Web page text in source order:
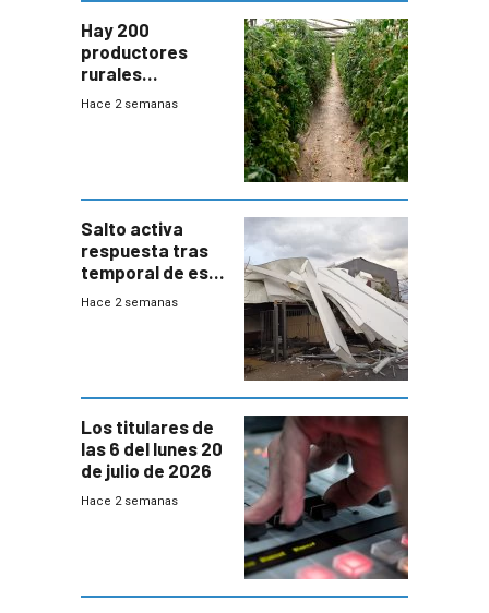
Hay 200
productores
rurales
afectados tras
Hace 2 semanas
Salto activa
respuesta tras
temporal de este
sábado con
Hace 2 semanas
Los titulares de
las 6 del lunes 20
de julio de 2026
Hace 2 semanas